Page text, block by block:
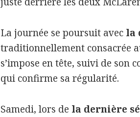
La journée se poursuit avec la
traditionnellement consacrée
s’impose en tête, suivi de son
qui confirme sa régularité.
Samedi, lors de la dernière